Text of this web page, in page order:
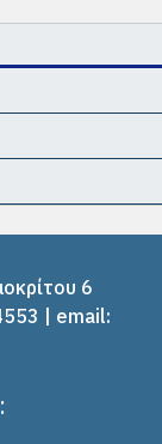
6
| email: